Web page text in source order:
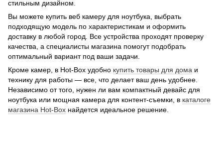
стильным дизайном.
Вы можете купить веб камеру для ноутбука, выбрать
подходящую модель по характеристикам и оформить
доставку в любой город. Все устройства проходят проверку
качества, а специалисты магазина помогут подобрать
оптимальный вариант под ваши задачи.
Кроме камер, в Hot-Box удобно купить товары для дома и
технику для работы — все, что делает ваш день удобнее.
Независимо от того, нужен ли вам компактный девайс для
ноутбука или мощная камера для контент-съемки, в каталоге
магазина Hot-Box найдется идеальное решение.